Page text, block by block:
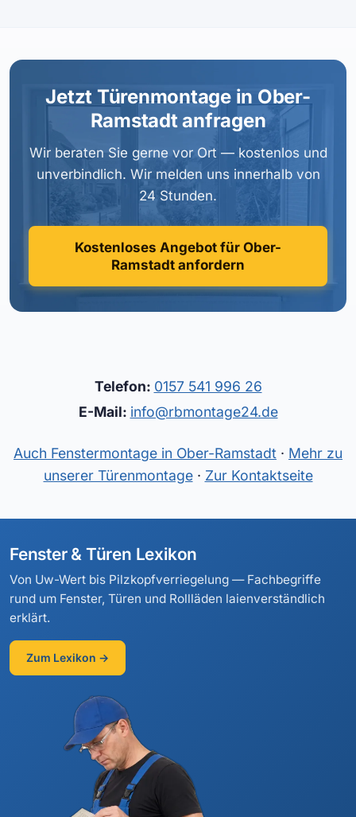
Jetzt Türenmontage in Ober-
Ramstadt anfragen
Wir beraten Sie gerne vor Ort — kostenlos und
unverbindlich. Wir melden uns innerhalb von
24 Stunden.
Kostenloses Angebot für Ober-
Ramstadt anfordern
Telefon: 0157 541 996 26
E-Mail: info@rbmontage24.de
Auch Fenstermontage in Ober-Ramstadt · Mehr zu
unserer Türenmontage· Zur Kontaktseite
Fenster & Türen Lexikon
Von Uw-Wert bis Pilzkopfverriegelung — Fachbegriffe
rund um Fenster, Türen und Rollläden laienverständlich
erklärt.
Zum Lexikon →